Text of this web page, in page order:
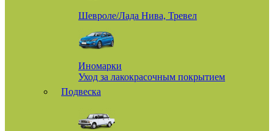
Шевроле/Лада Нива, Тревел
Иномарки
Уход за лакокрасочным покрытием
Подвеска